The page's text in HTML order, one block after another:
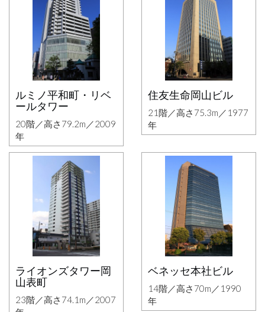
ルミノ平和町・リベ
ールタワー
20階／高さ79.2m／2009
年
住友生命岡山ビル
21階／高さ75.3m／1977
年
ライオンズタワー岡
山表町
23階／高さ74.1m／2007
ベネッセ本社ビル
14階／高さ70m／1990
年